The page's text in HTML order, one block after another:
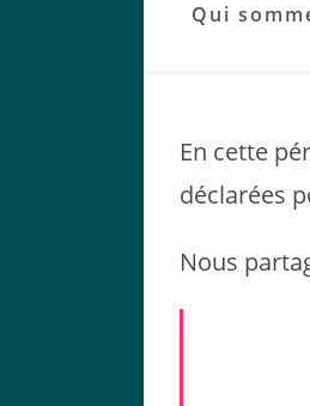
Qui
En cette
déclarées
Nous